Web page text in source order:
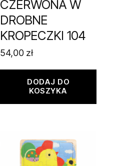
CZERWONA W
DROBNE
KROPECZKI 104
54,00 zł
DODAJ DO
KOSZYKA